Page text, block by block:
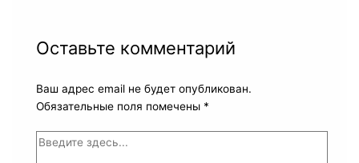
Оставьте комментарий
Ваш адрес email не будет опубликован.
Обязательные поля помечены *